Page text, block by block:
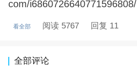
com/i6860726640771596808/
看全部 阅读 5767 回复 11
全部评论